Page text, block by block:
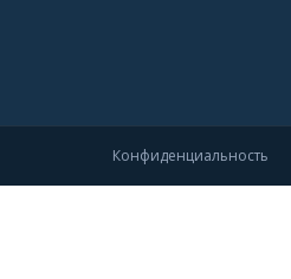
Конфиденциальность